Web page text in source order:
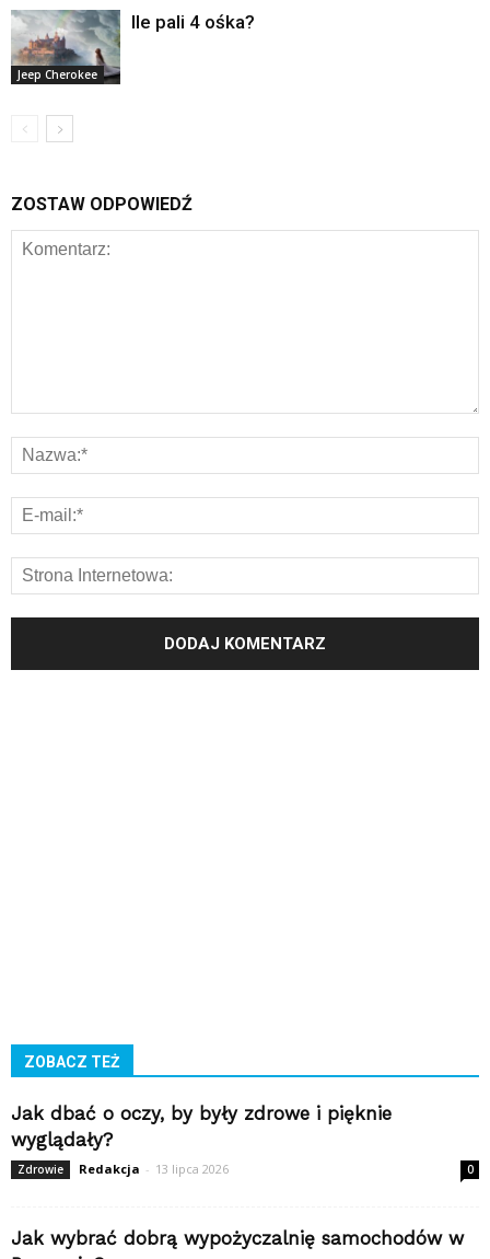
Jeep Cherokee
Ile pali 4 ośka?
ZOSTAW ODPOWIEDŹ
ZOBACZ TEŻ
Jak dbać o oczy, by były zdrowe i pięknie
wyglądały?
Zdrowie Redakcja - 13 lipca 2026 0
Jak wybrać dobrą wypożyczalnię samochodów w